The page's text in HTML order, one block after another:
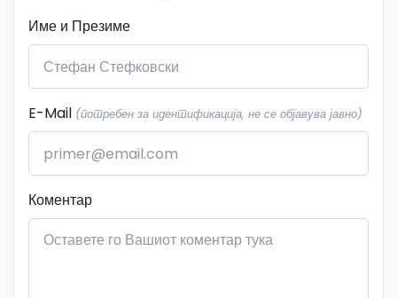
Име и Презиме
E-Mail (потребен за идентификација, не се објавува јавно)
Коментар